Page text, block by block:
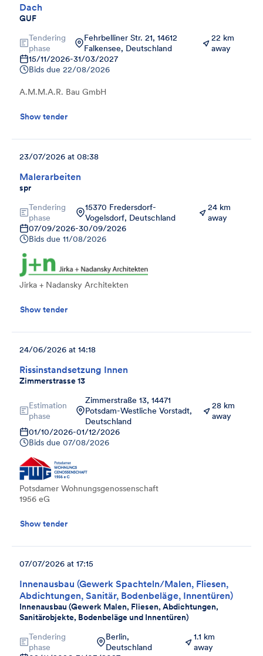
Dach
GUF
Tendering
phase
Fehrbelliner Str. 21, 14612
Falkensee, Deutschland
22 km
away
15/11/2026-31/03/2027
Bids due 22/08/2026
A.M.M.A.R. Bau GmbH
Show tender
Malerarbeiten
spr
23/07/2026 at 08:38
Tendering
phase
15370 Fredersdorf-
Vogelsdorf, Deutschland
24 km
away
07/09/2026-30/09/2026
Bids due 11/08/2026
Jirka + Nadansky Architekten
Show tender
Rissinstandsetzung Innen
Zimmerstrasse 13
24/06/2026 at 14:18
Estimation
phase
Zimmerstraße 13, 14471
Potsdam-Westliche Vorstadt,
Deutschland
28 km
away
01/10/2026-01/12/2026
Bids due 07/08/2026
Potsdamer Wohnungsgenossenschaft
1956 eG
Show tender
Innenausbau (Gewerk Spachteln/Malen, Fliesen,
Abdichtungen, Sanitär, Bodenbeläge, Innentüren)
Innenausbau (Gewerk Malen, Fliesen, Abdichtungen,
Sanitärobjekte, Bodenbeläge und Innentüren)
07/07/2026 at 17:15
Tendering
phase
Berlin,
Deutschland
1.1 km
away